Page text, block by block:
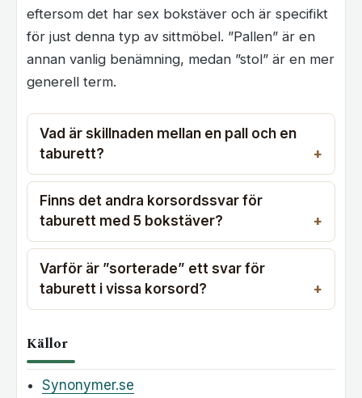
eftersom det har sex bokstäver och är specifikt
för just denna typ av sittmöbel. ”Pallen” är en
annan vanlig benämning, medan ”stol” är en mer
generell term.
Vad är skillnaden mellan en pall och en
taburett?
Finns det andra korsordssvar för
taburett med 5 bokstäver?
Varför är ”sorterade” ett svar för
taburett i vissa korsord?
Källor
Synonymer.se